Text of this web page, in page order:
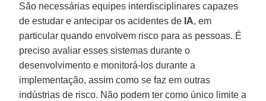
São necessárias equipes interdisciplinares capazes
de estudar e antecipar os acidentes de IA, em
particular quando envolvem risco para as pessoas. É
preciso avaliar esses sistemas durante o
desenvolvimento e monitorá-los durante a
implementação, assim como se faz em outras
indústrias de risco. Não podem ter como único limite a